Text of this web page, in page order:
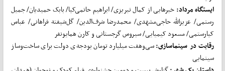
ایستگاه مرداد:خبرهایی از کمال تبریزی/ ابراهیم حاتمی‌کیا/ بابک حمیدیان/ جمیل
رستمی/ عزیزالله حاجی‌مشهدی/ محمدرضا شرف‌الدین/ گل‌شیفته فراهانی/ عباس
کیارستمی/ مسعود کیمیایی/ سیروس گرجستانی و کارن همایونفر
رقابت در سینماسازی:سی‌و‌هفت میلیارد تومان بودجه‌ی دولت برای ساخت‌و‌ساز
سینمایی